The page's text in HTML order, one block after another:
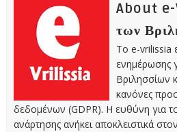
About
των
Το e-vrilissia
ενημέρωσης
Βριλησσίων
κανόνες
δεδομένων (GDPR). Η ευθύνη για
ανάρτησης ανήκει αποκλειστικά